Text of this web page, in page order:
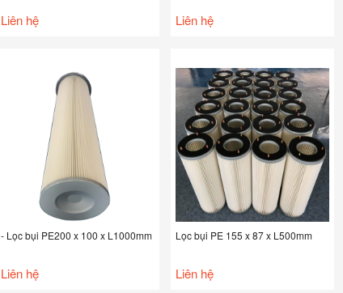
Liên hệ Liên hệ
- Lọc bụi PE200 x 100 x L1000mm
Liên hệ
Lọc bụi PE 155 x 87 x L500mm
Liên hệ